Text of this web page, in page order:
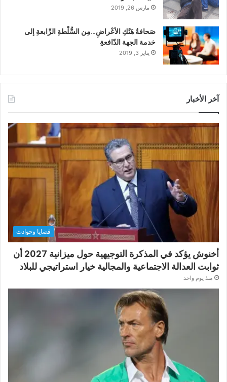
مارس 26, 2019
صَحافةُ هَتْكِ الأعْراضِ…مِن السُّلْطةِ الرِّابعةِ إلى
خدمة الجهة الدّافعةِ
يناير 3, 2019
آخر الأخبار
قضايا وحوادث
أخنوش يؤكد في المذكرة التوجيهية حول ميزانية 2027 أن
ثوابت العدالة الاجتماعية والمجالية خيار استراتيجي للبلاد
منذ يوم واحد